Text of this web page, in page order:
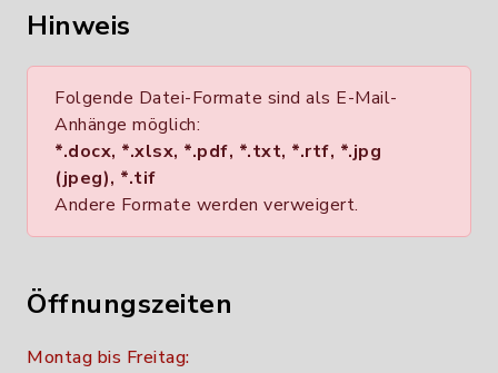
Hinweis
Folgende Datei-Formate sind als E-Mail-
Anhänge möglich:
*.docx, *.xlsx, *.pdf, *.txt, *.rtf, *.jpg
(jpeg), *.tif
Andere Formate werden verweigert.
Öffnungszeiten
Montag bis Freitag: